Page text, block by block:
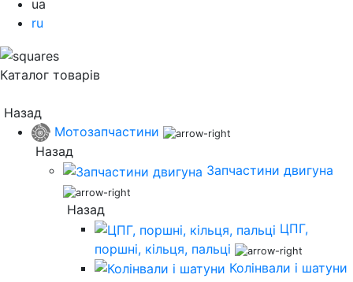
ua
ru
Каталог товарів
Назад
Мотозапчастини
Назад
Запчастини двигуна
Назад
ЦПГ,
поршні, кільця, пальці
Колінвали і шатуни